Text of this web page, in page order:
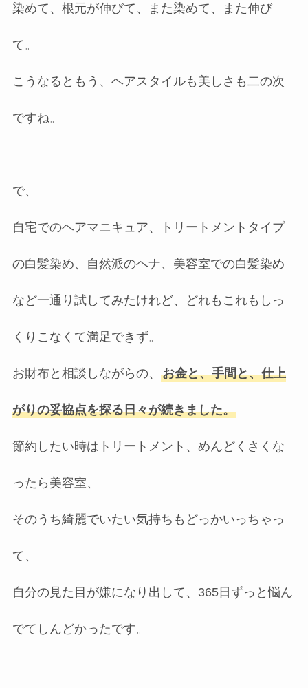
染めて、根元が伸びて、また染めて、また伸び
て。
こうなるともう、ヘアスタイルも美しさも二の次
ですね。
で、
自宅でのヘアマニキュア、トリートメントタイプ
の白髪染め、自然派のヘナ、美容室での白髪染め
など一通り試してみたけれど、どれもこれもしっ
くりこなくて満足できず。
お財布と相談しながらの、 お金と、手間と、仕上
がりの妥協点を探る日々が続きました。
節約したい時はトリートメント、めんどくさくな
ったら美容室、
そのうち綺麗でいたい気持ちもどっかいっちゃっ
て、
自分の見た目が嫌になり出して、365日ずっと悩ん
でてしんどかったです。